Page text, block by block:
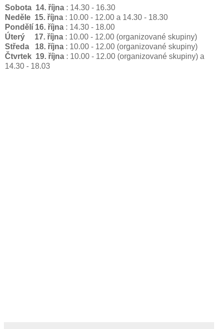
Sobota 14. října : 14.30 - 16.30
Neděle 15. října : 10.00 - 12.00 a 14.30 - 18.30
Pondělí 16. října : 14.30 - 18.00
Úterý 17. října : 10.00 - 12.00 (organizované skupiny)
Středa 18. října : 10.00 - 12.00 (organizované skupiny)
Čtvrtek 19. října : 10.00 - 12.00 (organizované skupiny) a
14.30 - 18.03